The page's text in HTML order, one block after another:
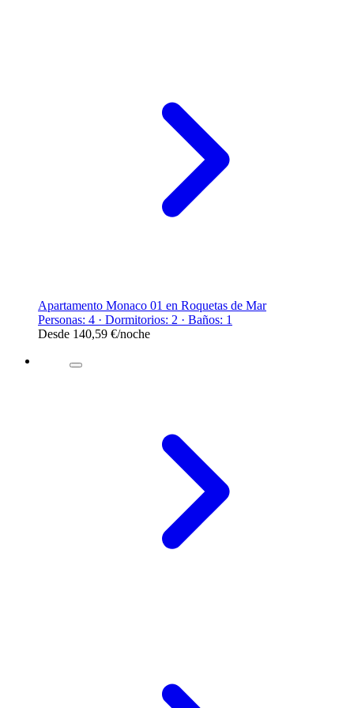
Apartamento Monaco 01 en Roquetas de Mar
Personas: 4 · Dormitorios: 2 · Baños: 1
Desde 140,59 €/noche